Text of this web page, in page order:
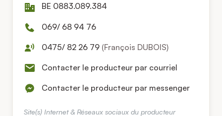
BE 0883.089.384
069/ 68 94 76
0475/ 82 26 79 (François DUBOIS)
Contacter le producteur par courriel
Contacter le producteur par messenger
Site(s) Internet & Réseaux sociaux du producteur